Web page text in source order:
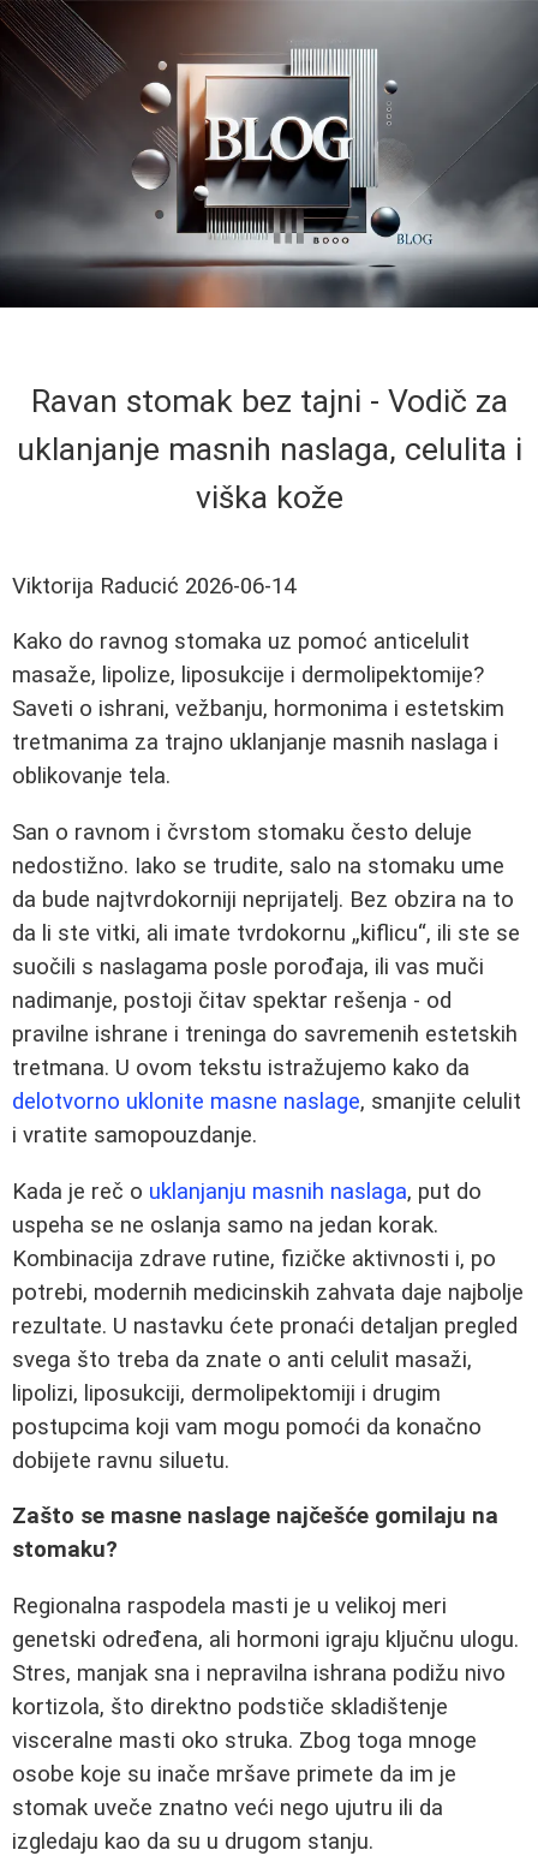
Ravan stomak bez tajni - Vodič za
uklanjanje masnih naslaga, celulita i
viška kože
Viktorija Raducić 2026-06-14
Kako do ravnog stomaka uz pomoć anticelulit
masaže, lipolize, liposukcije i dermolipektomije?
Saveti o ishrani, vežbanju, hormonima i estetskim
tretmanima za trajno uklanjanje masnih naslaga i
oblikovanje tela.
San o ravnom i čvrstom stomaku često deluje
nedostižno. Iako se trudite, salo na stomaku ume
da bude najtvrdokorniji neprijatelj. Bez obzira na to
da li ste vitki, ali imate tvrdokornu „kiflicu“, ili ste se
suočili s naslagama posle porođaja, ili vas muči
nadimanje, postoji čitav spektar rešenja - od
pravilne ishrane i treninga do savremenih estetskih
tretmana. U ovom tekstu istražujemo kako da
delotvorno uklonite masne naslage, smanjite celulit
i vratite samopouzdanje.
Kada je reč o uklanjanju masnih naslaga, put do
uspeha se ne oslanja samo na jedan korak.
Kombinacija zdrave rutine, fizičke aktivnosti i, po
potrebi, modernih medicinskih zahvata daje najbolje
rezultate. U nastavku ćete pronaći detaljan pregled
svega što treba da znate o anti celulit masaži,
lipolizi, liposukciji, dermolipektomiji i drugim
postupcima koji vam mogu pomoći da konačno
dobijete ravnu siluetu.
Zašto se masne naslage najčešće gomilaju na
stomaku?
Regionalna raspodela masti je u velikoj meri
genetski određena, ali hormoni igraju ključnu ulogu.
Stres, manjak sna i nepravilna ishrana podižu nivo
kortizola, što direktno podstiče skladištenje
visceralne masti oko struka. Zbog toga mnoge
osobe koje su inače mršave primete da im je
stomak uveče znatno veći nego ujutru ili da
izgledaju kao da su u drugom stanju.